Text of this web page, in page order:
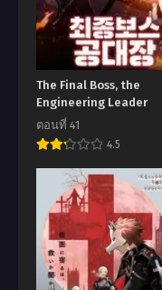
The Final Boss, the
Engineering Leader
ตอนที่ 41
4.5